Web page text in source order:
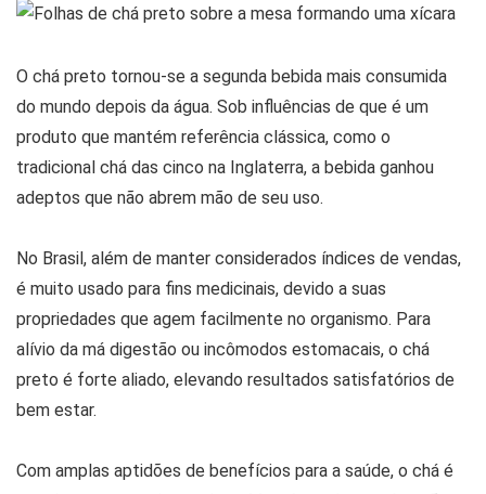
O chá preto tornou-se a segunda bebida mais consumida
do mundo depois da água. Sob influências de que é um
produto que mantém referência clássica, como o
tradicional chá das cinco na Inglaterra, a bebida ganhou
adeptos que não abrem mão de seu uso.
No Brasil, além de manter considerados índices de vendas,
é muito usado para fins medicinais, devido a suas
propriedades que agem facilmente no organismo. Para
alívio da má digestão ou incômodos estomacais, o chá
preto é forte aliado, elevando resultados satisfatórios de
bem estar.
Com amplas aptidões de benefícios para a saúde, o chá é